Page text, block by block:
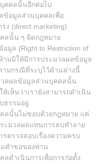
คคลนั้นอีกต่อไป
ข้อมูลส่วนบุคคลเพื่อ
ง (direct marketing)
ลนั้น ๆ ผิดกฎหมาย
มูล (Right to Restriction of
ามมิให้มีการประมวลผลข้อมูล
มกรณีที่ระบุไว้ด้านล่างนี้
วลผลข้อมูลส่วนบุคคลนั้น
เห็นว่าเรายังสามารถดำเนิน
ธรรมอยู่
ลนั้นไม่ชอบด้วยกฎหมาย แต่
ะมวลผลแทนการลบทำลาย
ตรวจสอบเรื่องความครบ
คำขอของท่าน
ดำเนินการเพื่อการก่อตั้ง